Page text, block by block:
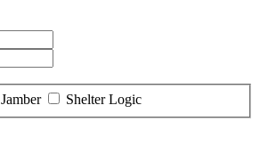
Jamber
Shelter Logic